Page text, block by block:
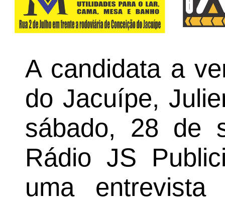
A candidata a
do Jacuípe,
sábado, 28 de
Rádio JS
uma